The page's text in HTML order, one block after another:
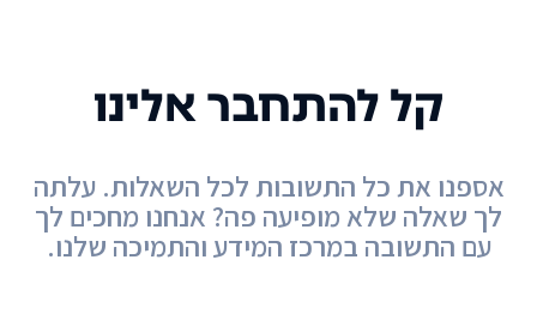
קל להתחבר אלינו
אספנו את כל התשובות לכל השאלות. עלתה
לך שאלה שלא מופיעה פה? אנחנו מחכים לך
עם התשובה במרכז המידע והתמיכה שלנו.